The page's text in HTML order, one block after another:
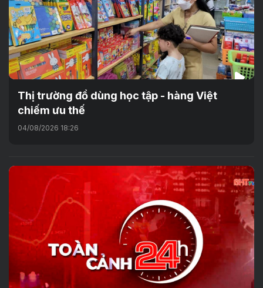
Thị trường đồ dùng học tập - hàng Việt
chiếm ưu thế
04/08/2026 18:26